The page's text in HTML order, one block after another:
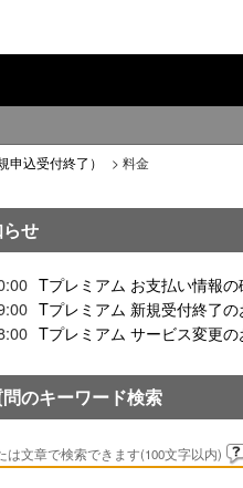
申込受付終了） > 料金
せ
Tプレミアム お支払い情報
Tプレミアム 新規受付終了
Tプレミアム サービス変更
のキーワード検索
は文章で検索できます(100文字以内)